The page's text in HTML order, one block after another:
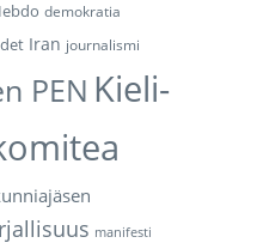
demokratia
Iran journalismi
PEN Kieli-
manifesti